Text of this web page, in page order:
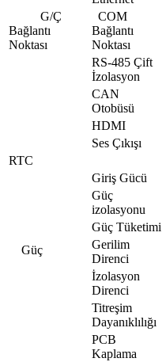
G/Ç
Bağlantı
Noktası
COM
Bağlantı
Noktası
RS-485 Çift
İzolasyon
CAN
Otobüsü
HDMI
Ses Çıkışı
RTC
Güç
Giriş Gücü
Güç
izolasyonu
Güç Tüketimi
Gerilim
Direnci
İzolasyon
Direnci
Titreşim
Dayanıklılığı
PCB
Kaplama